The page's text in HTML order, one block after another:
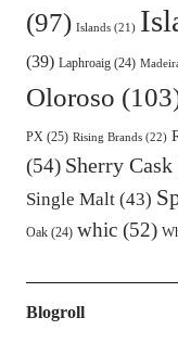
(97) Islands(21)
(39) Laphroaig(24)
Oloroso
PX(25) Rising Brands(22)
(54) Sherry Cask
Single Malt(43)
Oak(24) whic(52)
Blogroll